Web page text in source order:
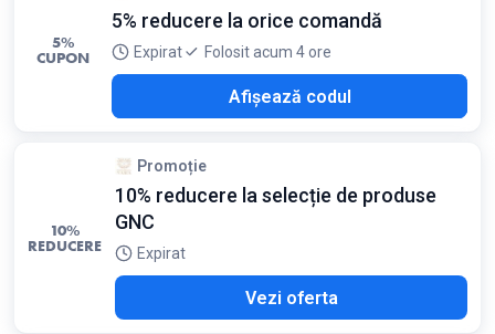
5%
CUPON
5% reducere la orice comandă
Expirat Folosit acum 4 ore
Afișează codul
10%
REDUCERE
Promoție
10% reducere la selecție de produse
GNC
Expirat
Vezi oferta